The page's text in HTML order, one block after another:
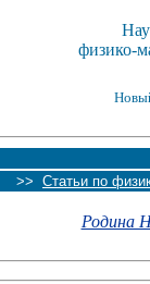
физико-
>> Статьи по
Родина